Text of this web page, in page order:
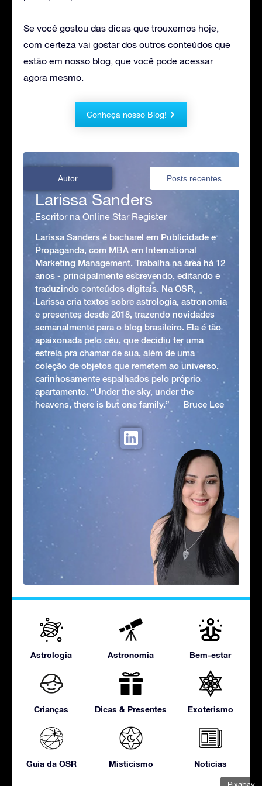
Se você gostou das dicas que trouxemos hoje,
com certeza vai gostar dos outros conteúdos que
estão em nosso blog, que você pode acessar
agora mesmo.
Conheça nosso Blog!
Autor Posts recentes
Larissa Sanders
Escritor na Online Star Register
Larissa Sanders é bacharel em Publicidade e
Propaganda, com MBA em International
Marketing Management. Trabalha na área há 12
anos - principalmente escrevendo, editando e
traduzindo conteúdos digitais. Na OSR,
Larissa cria textos sobre astrologia, astronomia
e presentes desde 2018, trazendo novidades
semanalmente para o blog brasileiro. Ela é tão
apaixonada pelo céu, que decidiu ter uma
estrela pra chamar de sua, além de uma
coleção de objetos que remetem ao universo,
carinhosamente espalhados pelo próprio
apartamento. “Under the sky, under the
heavens, there is but one family.” ― Bruce Lee
Astrologia Astronomia Bem-estar
Crianças Dicas & Presentes Exoterismo
Guia da OSR Misticismo Notícias